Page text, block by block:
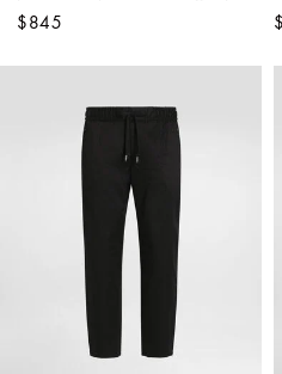
$845